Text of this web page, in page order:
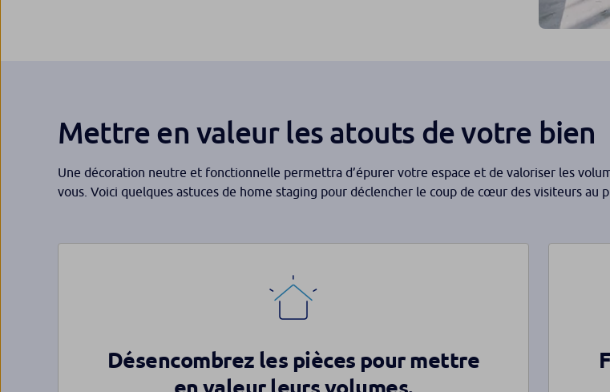
Mettre en valeur les atouts de votre bien
Une décoration neutre et fonctionnelle permettra d’épurer votre espace et de valoriser les
vous. Voici quelques astuces de home staging pour déclencher le coup de cœur des visiteurs au
Désencombrez les pièces pour mettre